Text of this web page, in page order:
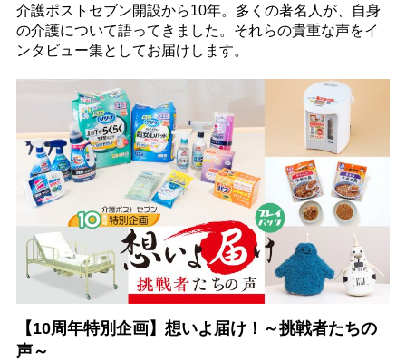
介護ポストセブン開設から10年。多くの著名人が、自身
の介護について語ってきました。それらの貴重な声をイ
ンタビュー集としてお届けします。
【10周年特別企画】想いよ届け！～挑戦者たちの
声～